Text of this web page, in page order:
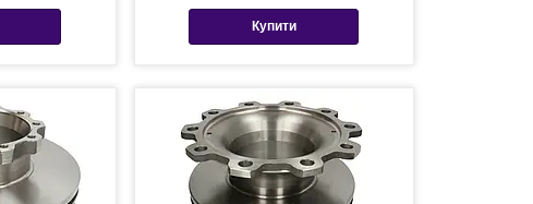
Купити